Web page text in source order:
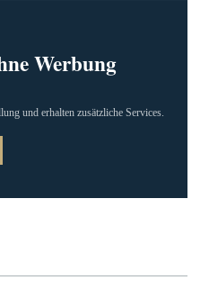
Werbung
und erhalten zusätzliche Services.